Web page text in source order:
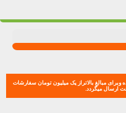
مبالغ بالاتراز یک میلیون تومان سفارشات
ارسال میگردد.